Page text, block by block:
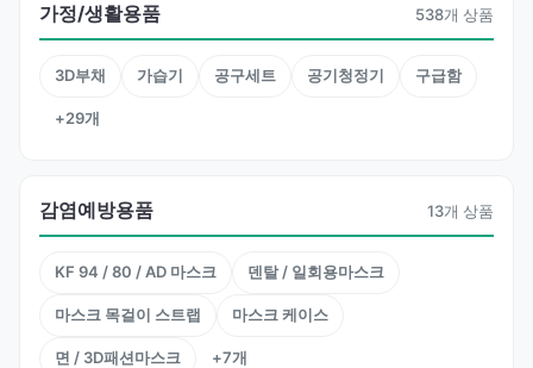
가정/생활용품 538개 상품
3D부채 가습기 공구세트 공기청정기 구급함
+29개
감염예방용품 13개 상품
KF 94 / 80 / AD 마스크 덴탈 / 일회용마스크
마스크 목걸이 스트랩 마스크 케이스
면 / 3D패션마스크 +7개